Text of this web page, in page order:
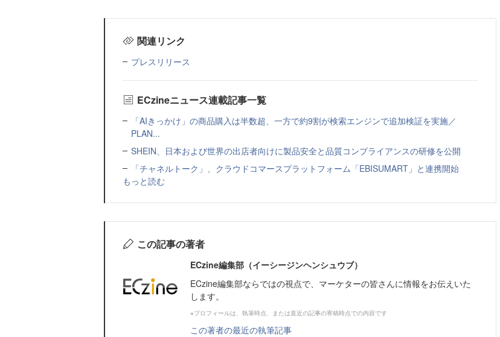
関連リンク
プレスリリース
ECzineニュース連載記事一覧
「AIきっかけ」の商品購入は半数超、一方で約9割が検索エンジンで追加検証を実施／
PLAN...
SHEIN、日本および世界の出店者向けに製品安全と品質コンプライアンスの研修を公開
「チャネルトーク」、クラウドコマースプラットフォーム「EBISUMART」と連携開始
もっと読む
この記事の著者
ECzine編集部（イーシージンヘンシュウブ）
ECzine編集部ならではの視点で、マーケターの皆さんに情報をお伝えいた
します。
※プロフィールは、執筆時点、または直近の記事の寄稿時点での内容です
この著者の最近の執筆記事